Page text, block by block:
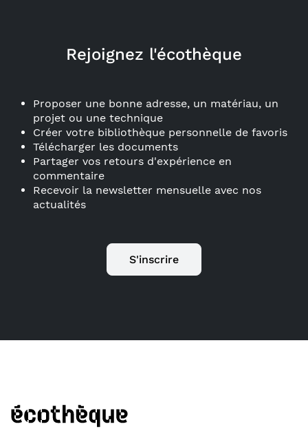
Rejoignez l'écothèque
Proposer une bonne adresse, un matériau, un
projet ou une technique
Créer votre bibliothèque personnelle de favoris
Télécharger les documents
Partager vos retours d'expérience en
commentaire
Recevoir la newsletter mensuelle avec nos
actualités
S'inscrire